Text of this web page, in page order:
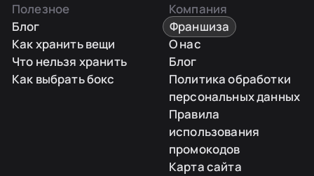
Полезное
Блог
Как хранить вещи
Что нельзя хранить
Как выбрать бокс
Компания
Франшиза
О нас
Блог
Политика обработки
персональных данных
Правила
использования
промокодов
Карта сайта